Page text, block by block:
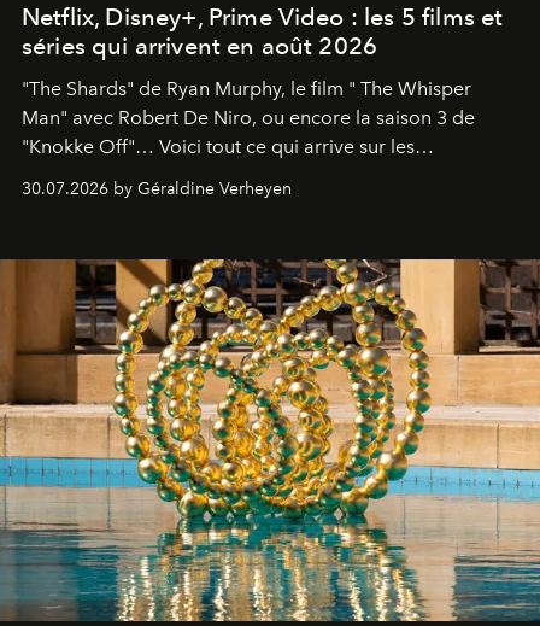
Netflix, Disney+, Prime Video : les 5 films et
séries qui arrivent en août 2026
"The Shards" de Ryan Murphy, le film " The Whisper
Man" avec Robert De Niro, ou encore la saison 3 de
"Knokke Off"… Voici tout ce qui arrive sur les
plateformes de streaming en août 2026.
30.07.2026 by Géraldine Verheyen